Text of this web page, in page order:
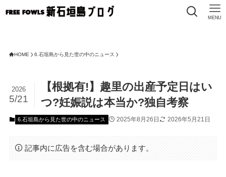
MENU
HOME 6.石垣島から見た世の中のニュース
【根拠有!】趣里の出産予定日はい
つ?妊娠説は本当か?独自考察
2026
5/21
6.石垣島から見た世の中のニュース 2025年8月26日 2026年5月21日
記事内に広告を含む場合があります。